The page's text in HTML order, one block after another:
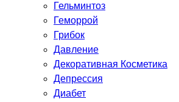
Гельминтоз
Геморрой
Грибок
Давление
Декоративная Косметика
Депрессия
Диабет